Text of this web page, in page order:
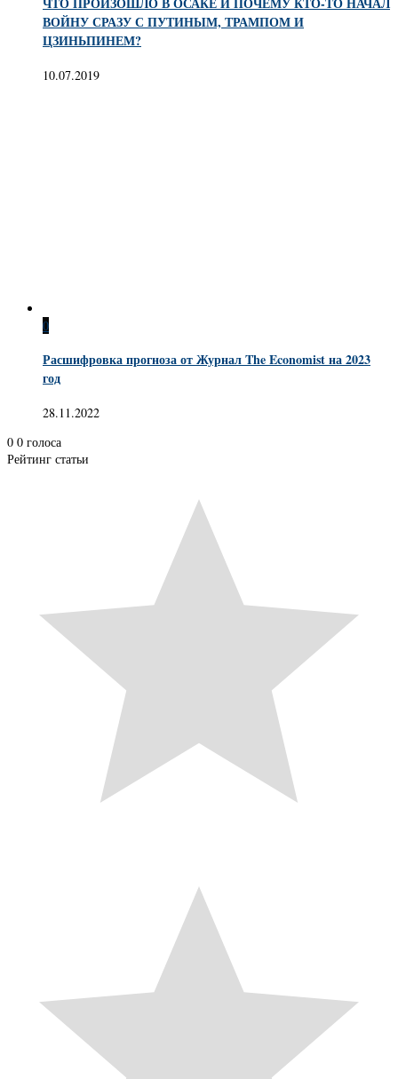
ВОЙНУ СРАЗУ С ПУТИНЫМ, ТРАМПОМ И
ЦЗИНЬПИНЕМ?
10.07.2019
0
Расшифровка прогноза от Журнал The Economist на 2023
год
28.11.2022
0 0 голоса
Рейтинг статьи